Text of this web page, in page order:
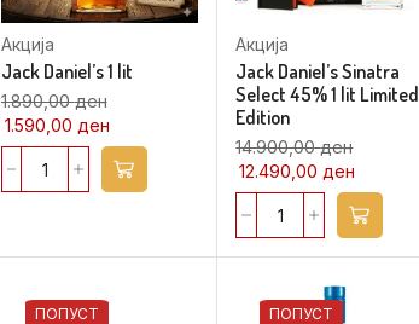
Акција
Jack Daniel’s 1 lit
1.890,00ден
1.590,00 ден
Акција
Jack Daniel’s Sinatra
Select 45% 1 lit Limited
Edition
14.900,00ден
12.490,00 ден
ПОПУСТ ПОПУСТ